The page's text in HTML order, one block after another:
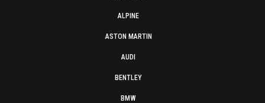
ALPINE
ASTON MARTIN
AUDI
BENTLEY
BMW